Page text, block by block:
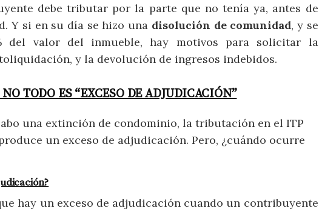
debe tributar por la parte que no tenía ya, antes de
Y si en su día se hizo una disolución de comunidad, y se
del valor del inmueble, hay motivos para solicitar la
y la devolución de ingresos indebidos.
TODO ES “EXCESO DE ADJUDICACIÓN”
una extinción de condominio, la tributación en el ITP
un exceso de adjudicación. Pero, ¿cuándo ocurre
hay un exceso de adjudicación cuando un contribuyente